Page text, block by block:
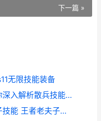
下一篇 »
无限技能装备
散兵技能副本策略锦集（带你深入解析散兵技能副本 散兵怎么打
王者老夫子策略（掌握老夫子技能 王者老夫子打法